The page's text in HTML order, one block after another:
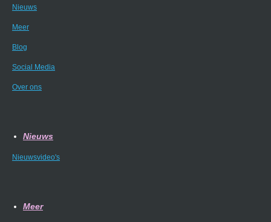
Nieuws
Meer
Blog
Social Media
Over ons
Nieuws
Nieuwsvideo's
Meer